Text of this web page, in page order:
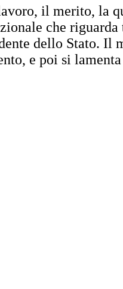
il merito, la
che
dello Stato. Il
e poi si